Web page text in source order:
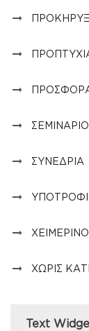
ΣΥΝΈΔΡΙΑ
ΧΩΡΊΣ
Text